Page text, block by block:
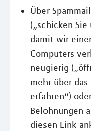
Über
(„schicken
damit wir
Computers
neugierig
mehr über
erfahren“)
Belohnungen
diesen Link